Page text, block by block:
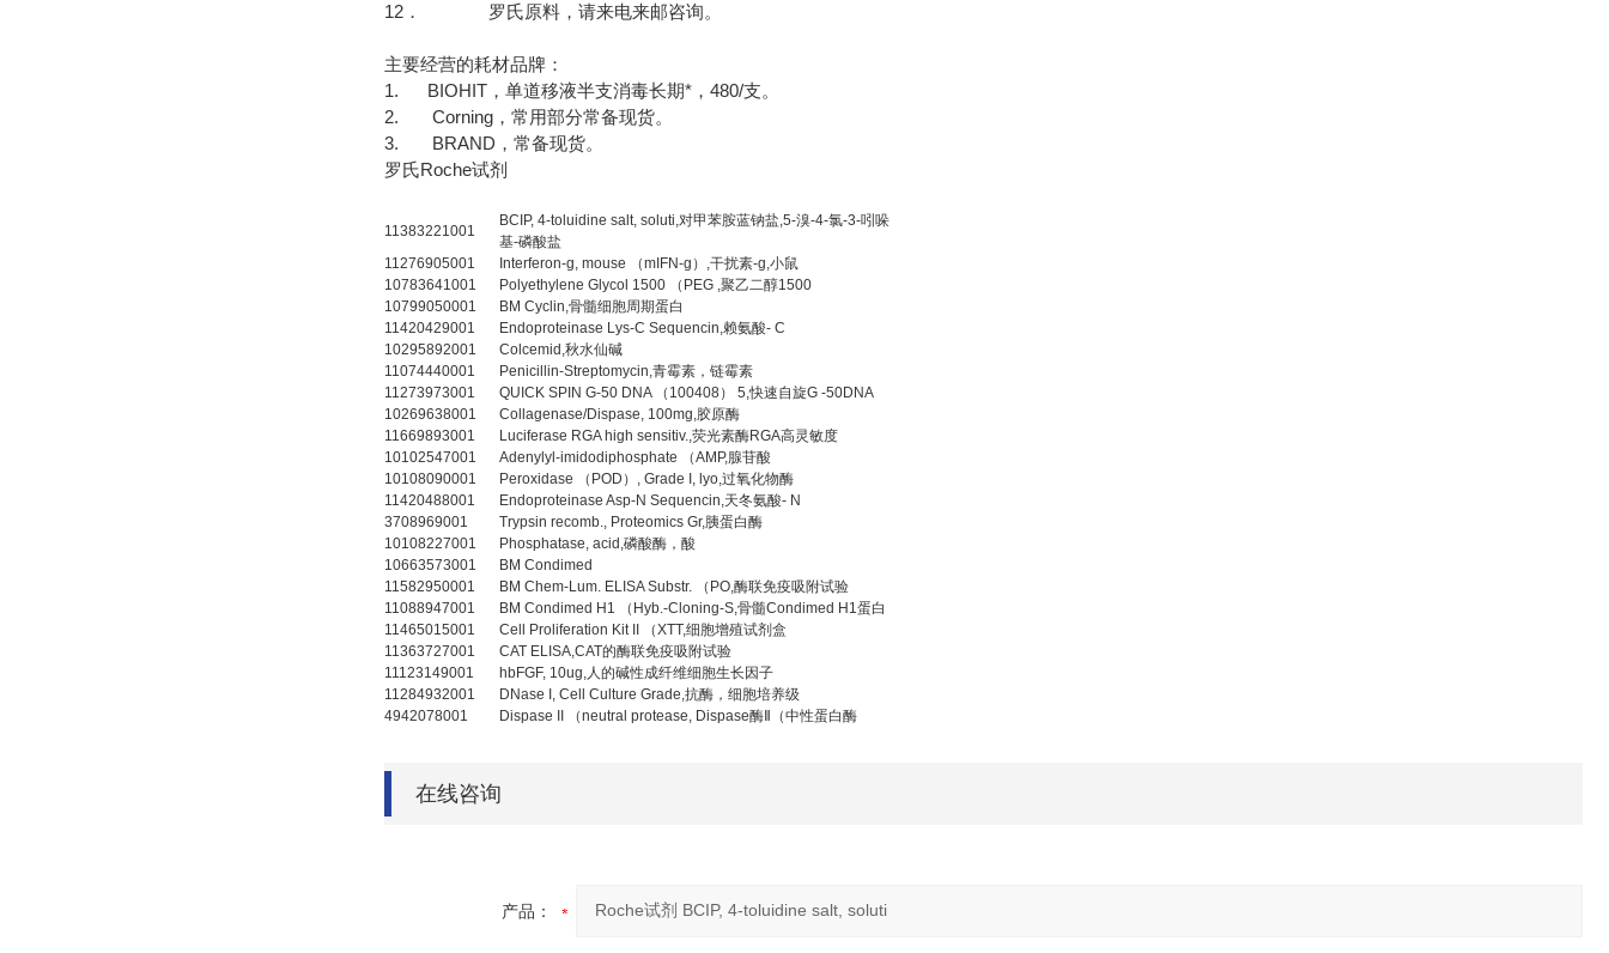
12． 罗氏原料，请来电来邮咨询。
主要经营的耗材品牌：
1. BIOHIT，单道移液半支消毒长期*，480/支。
2. Corning，常用部分常备现货。
3. BRAND，常备现货。
罗氏Roche试剂
11383221001
BCIP, 4-toluidine salt, soluti,对甲苯胺蓝钠盐,5-溴-4-氯-3-吲哚
基-磷酸盐
11276905001
Interferon-g, mouse （mIFN-g）,干扰素-g,小鼠
10783641001
Polyethylene Glycol 1500 （PEG ,聚乙二醇1500
10799050001
BM Cyclin,骨髓细胞周期蛋白
11420429001
Endoproteinase Lys-C Sequencin,赖氨酸- C
10295892001
Colcemid,秋水仙碱
11074440001
Penicillin-Streptomycin,青霉素，链霉素
11273973001
QUICK SPIN G-50 DNA （100408） 5,快速自旋G -50DNA
10269638001
Collagenase/Dispase, 100mg,胶原酶
11669893001
Luciferase RGA high sensitiv.,荧光素酶RGA高灵敏度
10102547001
Adenylyl-imidodiphosphate （AMP,腺苷酸
10108090001
Peroxidase （POD）, Grade I, lyo,过氧化物酶
11420488001
Endoproteinase Asp-N Sequencin,天冬氨酸- N
3708969001
Trypsin recomb., Proteomics Gr,胰蛋白酶
10108227001
Phosphatase, acid,磷酸酶，酸
10663573001
BM Condimed
11582950001
BM Chem-Lum. ELISA Substr. （PO,酶联免疫吸附试验
11088947001
BM Condimed H1 （Hyb.-Cloning-S,骨髓Condimed H1蛋白
11465015001
Cell Proliferation Kit II （XTT,细胞增殖试剂盒
11363727001
CAT ELISA,CAT的酶联免疫吸附试验
11123149001
hbFGF, 10ug,人的碱性成纤维细胞生长因子
11284932001
DNase I, Cell Culture Grade,抗酶，细胞培养级
4942078001
Dispase II （neutral protease, Dispase酶Ⅱ（中性蛋白酶
在线咨询
产品：